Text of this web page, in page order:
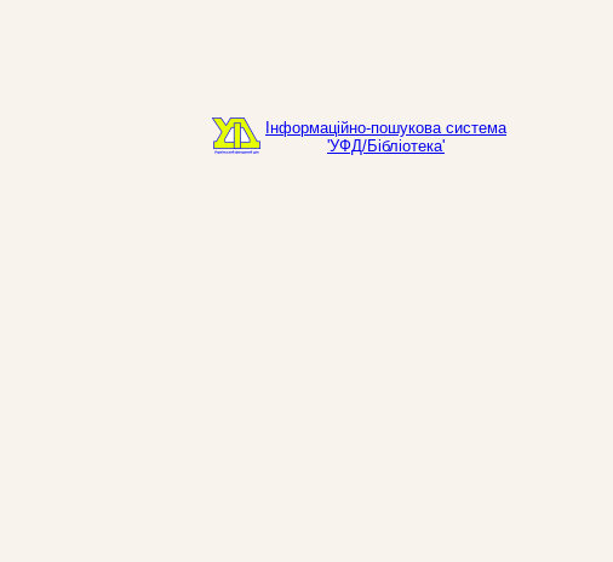
Інформаційно-пошукова система
'УФД/Бібліотека'